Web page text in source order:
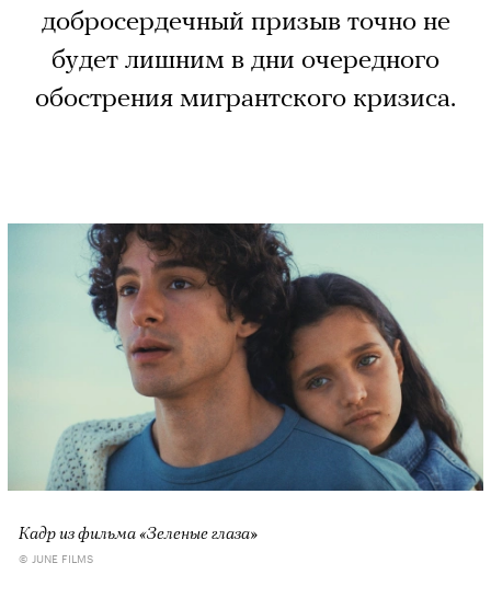
добросердечный призыв точно не
будет лишним в дни очередного
обострения мигрантского кризиса.
Кадр из фильма «Зеленые глаза»
© JUNE FILMS